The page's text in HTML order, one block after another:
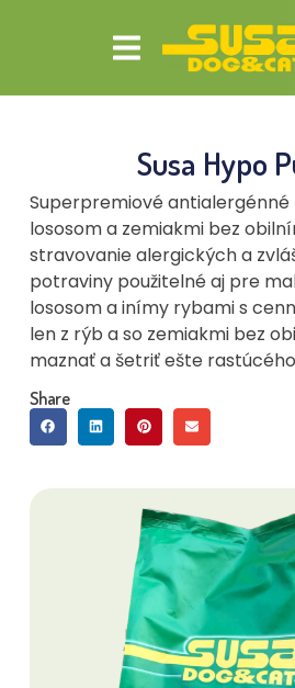
Susa Hypo
Superpremiové
lososom a zemiakmi bez
stravovanie alergických a
potraviny použitelné aj pre
lososom a inímy rybami s
len z rýb a so zemiakmi bez
maznať a šetriť ešte
Share